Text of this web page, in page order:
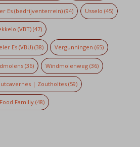
Es (bedrijventerrein) (94) Usselo (45)
(VBT)(47)
Es (VBU)(38) Vergunningen (65)
(36) Windmolenweg(36)
| Zoutholtes (59)
Familiy(48)